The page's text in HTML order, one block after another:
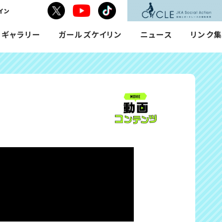
ャラリー ガールズケイリン ニュース リンク集
ン
X
シ
ェ
す
る
Toutube
シ
ェ
す
る
tiktok
シ
ェ
す
る